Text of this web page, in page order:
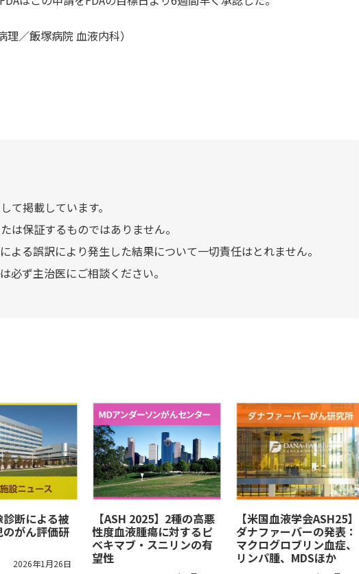
／飯塚病院 血液内科）
て掲載しています。
は保証するものではありません。
よる誤訳により発生した結果について一切責任はとれません。
必ず主治医にご相談ください。
断による被
がん評価研
2026年1月26日
​【ASH 2025】2種の高悪
性度血液腫瘍に対するピ
ベキマブ・スニリンの有
望性
【米国血液学会ASH25】
ダナファーバーの発表：
マクログロブリン血症、
リンパ腫、MDSほか